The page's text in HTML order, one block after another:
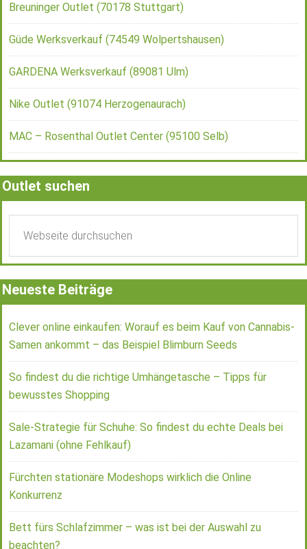
Breuninger Outlet (70178 Stuttgart)
Güde Werksverkauf (74549 Wolpertshausen)
GARDENA Werksverkauf (89081 Ulm)
Nike Outlet (91074 Herzogenaurach)
MAC – Rosenthal Outlet Center (95100 Selb)
Outlet suchen
Neueste Beiträge
Clever online einkaufen: Worauf es beim Kauf von Cannabis-
Samen ankommt – das Beispiel Blimburn Seeds
So findest du die richtige Umhängetasche – Tipps für
bewusstes Shopping
Sale-Strategie für Schuhe: So findest du echte Deals bei
Lazamani (ohne Fehlkauf)
Fürchten stationäre Modeshops wirklich die Online
Konkurrenz
Bett fürs Schlafzimmer – was ist bei der Auswahl zu
beachten?